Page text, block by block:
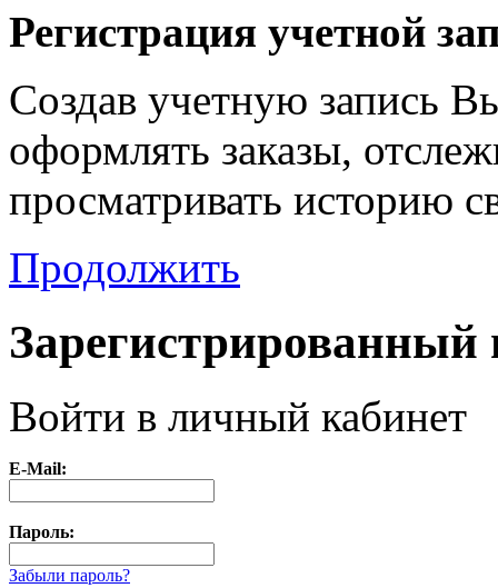
Регистрация учетной
Создав учетную запись
оформлять заказы,
просматривать историю
Продолжить
Зарегистрированный
Войти в личный кабинет
E-Mail:
Пароль:
Забыли пароль?